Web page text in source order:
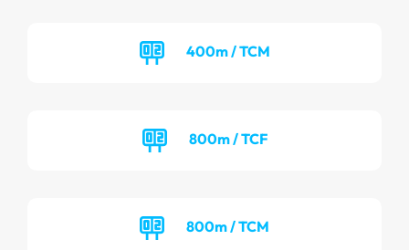
400m / TCM
800m / TCF
800m / TCM